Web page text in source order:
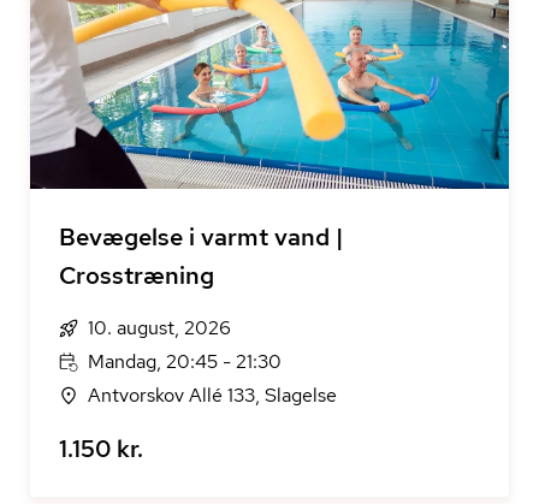
Bevægelse i varmt vand |
Crosstræning
10. august, 2026
Mandag, 20:45 - 21:30
Antvorskov Allé 133, Slagelse
1.150 kr.